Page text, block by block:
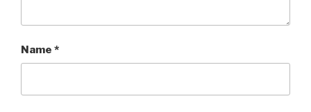
Name *